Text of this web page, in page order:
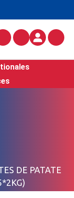
DE PATATE